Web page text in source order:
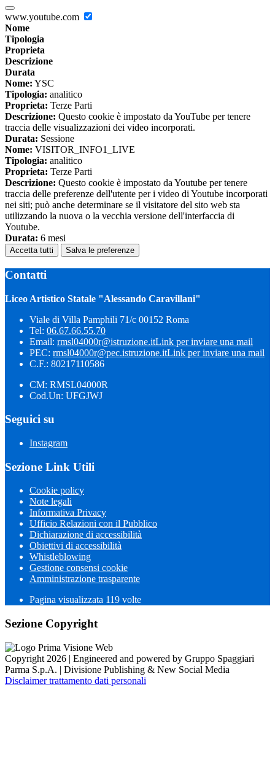
www.youtube.com
Nome
Tipologia
Proprieta
Descrizione
Durata
Nome: YSC
Tipologia: analitico
Proprieta: Terze Parti
Descrizione: Questo cookie è impostato da YouTube per tenere
traccia delle visualizzazioni dei video incorporati.
Durata: Sessione
Nome: VISITOR_INFO1_LIVE
Tipologia: analitico
Proprieta: Terze Parti
Descrizione: Questo cookie è impostato da Youtube per tenere
traccia delle preferenze dell'utente per i video di Youtube incorporati
nei siti; può anche determinare se il visitatore del sito web sta
utilizzando la nuova o la vecchia versione dell'interfaccia di
Youtube.
Durata: 6 mesi
Accetta tutti Salva le preferenze
Contatti
Liceo Artistico Statale "Alessando Caravillani"
Viale di Villa Pamphili 71/c 00152 Roma
Tel: 06.67.66.55.70
Email: rmsl04000r@istruzione.itLink per inviare una mail
PEC: rmsl04000r@pec.istruzione.itLink per inviare una mail
C.F.: 80217110586
CM: RMSL04000R
Cod.Un: UFGJWJ
Seguici su
Instagram
Sezione Link Utili
Cookie policy
Note legali
Informativa Privacy
Ufficio Relazioni con il Pubblico
Dichiarazione di accessibilità
Obiettivi di accessibilità
Whistleblowing
Gestione consensi cookie
Amministrazione trasparente
Pagina visualizzata 119 volte
Sezione Copyright
Copyright 2026 | Engineered and powered by Gruppo Spaggiari
Parma S.p.A. | Divisione Publishing & New Social Media
Disclaimer trattamento dati personali